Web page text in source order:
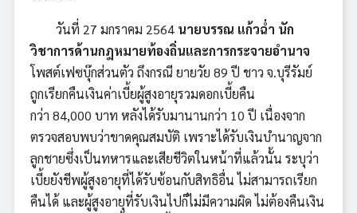
วันที่ 27 มกราคม 2564 นายบรรณ แก้วฉ่ำ นัก
วิชาการด้านกฎหมายท้องถิ่นและการกระจายอำนาจ
โพสต์เฟซบุ๊กส่วนตัว ถึงกรณี ยายวัย 89 ปี ชาว จ.บุรีรัมย์
ถูกเรียกคืนเงินค่าเบี้ยผู้สูงอายุรวมดอกเบี้ยคืน
กว่า 84,000 บาท หลังได้รับมานานกว่า 10 ปี เนื่องจาก
ตรวจสอบพบว่าขาดคุณสมบัติ เพราะได้รับเงินบำนาญจาก
ลูกชายซึ่งเป็นทหารและเสียชีวิตในหน้าที่แล้วนั้น ระบุว่า
เบี้ยยังชีพผู้สูงอายุที่ได้รับซ้อนกับสิทธิอื่น ไม่สามารถเรียก
คืนได้ และผู้สูงอายุที่รับเงินไปก็ไม่มีความผิด ไม่ต้องคืนเงิน